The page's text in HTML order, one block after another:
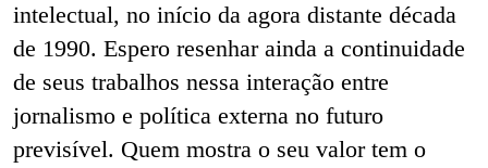
intelectual, no início da agora distante década
de 1990. Espero resenhar ainda a continuidade
de seus trabalhos nessa interação entre
jornalismo e política externa no futuro
previsível. Quem mostra o seu valor tem o